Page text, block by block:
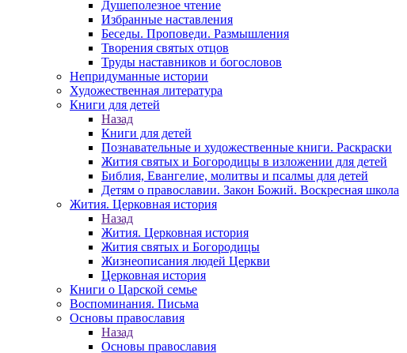
Душеполезное чтение
Избранные наставления
Беседы. Проповеди. Размышления
Творения святых отцов
Труды наставников и богословов
Непридуманные истории
Художественная литература
Книги для детей
Назад
Книги для детей
Познавательные и художественные книги. Раскраски
Жития святых и Богородицы в изложении для детей
Библия, Евангелие, молитвы и псалмы для детей
Детям о православии. Закон Божий. Воскресная школа
Жития. Церковная история
Назад
Жития. Церковная история
Жития святых и Богородицы
Жизнеописания людей Церкви
Церковная история
Книги о Царской семье
Воспоминания. Письма
Основы православия
Назад
Основы православия